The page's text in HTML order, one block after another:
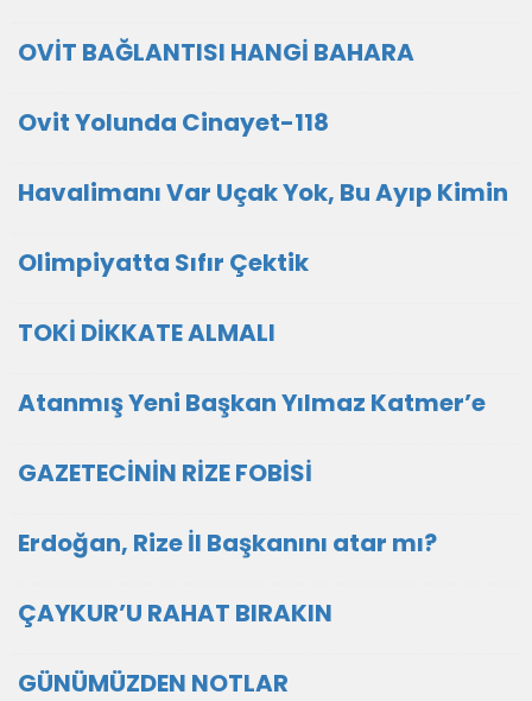
OVİT BAĞLANTISI HANGİ BAHARA
Ovit Yolunda Cinayet-118
Havalimanı Var Uçak Yok, Bu Ayıp Kimin
Olimpiyatta Sıfır Çektik
TOKİ DİKKATE ALMALI
Atanmış Yeni Başkan Yılmaz Katmer’e
GAZETECİNİN RİZE FOBİSİ
Erdoğan, Rize İl Başkanını atar mı?
ÇAYKUR’U RAHAT BIRAKIN
GÜNÜMÜZDEN NOTLAR